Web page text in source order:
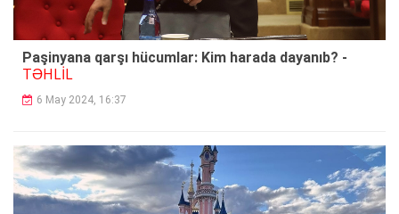
Paşinyana qarşı hücumlar: Kim harada dayanıb? -
TƏHLİL
6 May 2024, 16:37